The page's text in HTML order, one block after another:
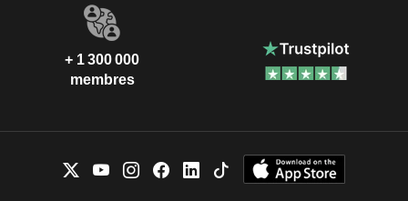
+ 1 300 000
membres